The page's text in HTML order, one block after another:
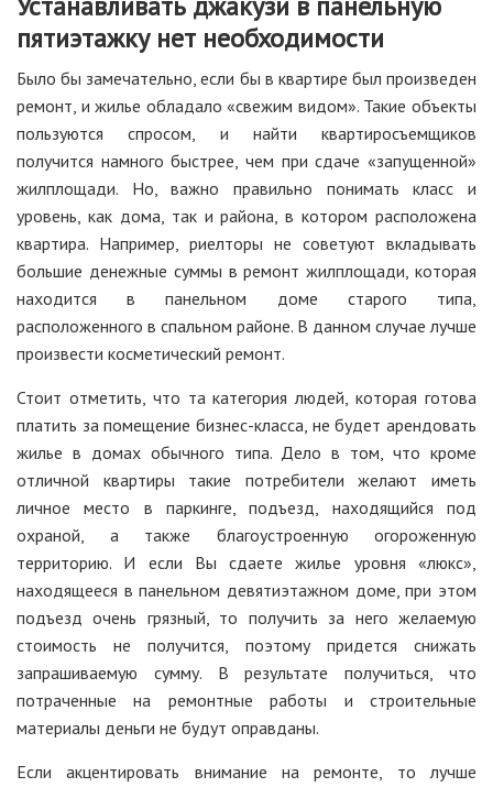
пятиэтажку нет необходимости
Было бы замечательно, если бы в квартире был произведен
ремонт, и жилье обладало «свежим видом». Такие объекты
пользуются спросом, и найти квартиросъемщиков
получится намного быстрее, чем при сдаче «запущенной»
жилплощади. Но, важно правильно понимать класс и
уровень, как дома, так и района, в котором расположена
квартира. Например, риелторы не советуют вкладывать
большие денежные суммы в ремонт жилплощади, которая
находится в панельном доме старого типа,
расположенного в спальном районе. В данном случае лучше
произвести косметический ремонт.
Стоит отметить, что та категория людей, которая готова
платить за помещение бизнес-класса, не будет арендовать
жилье в домах обычного типа. Дело в том, что кроме
отличной квартиры такие потребители желают иметь
личное место в паркинге, подъезд, находящийся под
охраной, а также благоустроенную огороженную
территорию. И если Вы сдаете жилье уровня «люкс»,
находящееся в панельном девятиэтажном доме, при этом
подъезд очень грязный, то получить за него желаемую
стоимость не получится, поэтому придется снижать
запрашиваемую сумму. В результате получиться, что
потраченные на ремонтные работы и строительные
материалы деньги не будут оправданы.
Если акцентировать внимание на ремонте, то лучше